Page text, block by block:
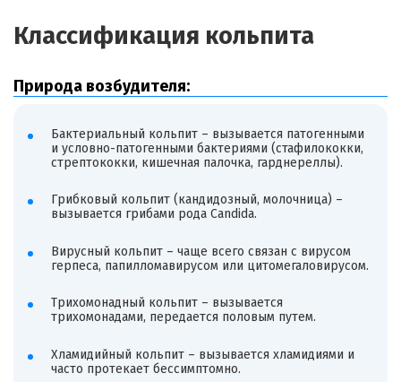
Классификация кольпита
Природа возбудителя:
Бактериальный кольпит – вызывается патогенными
и условно-патогенными бактериями (стафилококки,
стрептококки, кишечная палочка, гарднереллы).
Грибковый кольпит (кандидозный, молочница) –
вызывается грибами рода Candida.
Вирусный кольпит – чаще всего связан с вирусом
герпеса, папилломавирусом или цитомегаловирусом.
Трихомонадный кольпит – вызывается
трихомонадами, передается половым путем.
Хламидийный кольпит – вызывается хламидиями и
часто протекает бессимптомно.